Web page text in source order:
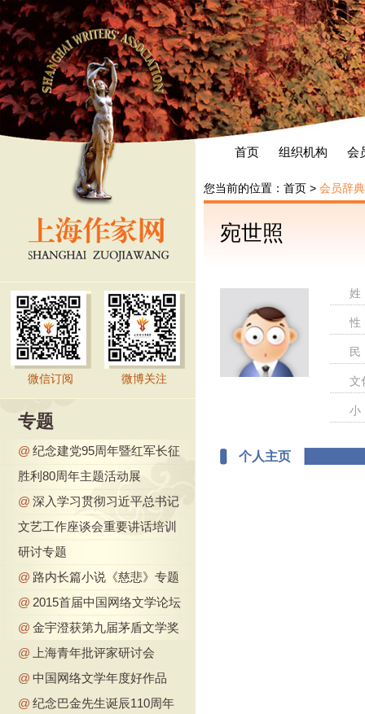
首页 组织机构 会
微信订阅 微博关注
专题
@ 纪念建党95周年暨红军长征
胜利80周年主题活动展
@ 深入学习贯彻习近平总书记
文艺工作座谈会重要讲话培训
研讨专题
@ 路内长篇小说《慈悲》专题
@ 2015首届中国网络文学论坛
@ 金宇澄获第九届茅盾文学奖
@
上海青年批评家研讨会
@ 中国网络文学年度好作品
@ 纪念巴金先生诞辰110周年
您当前的位置： 首页 > 会员辞典
宛世照
文
个人主页